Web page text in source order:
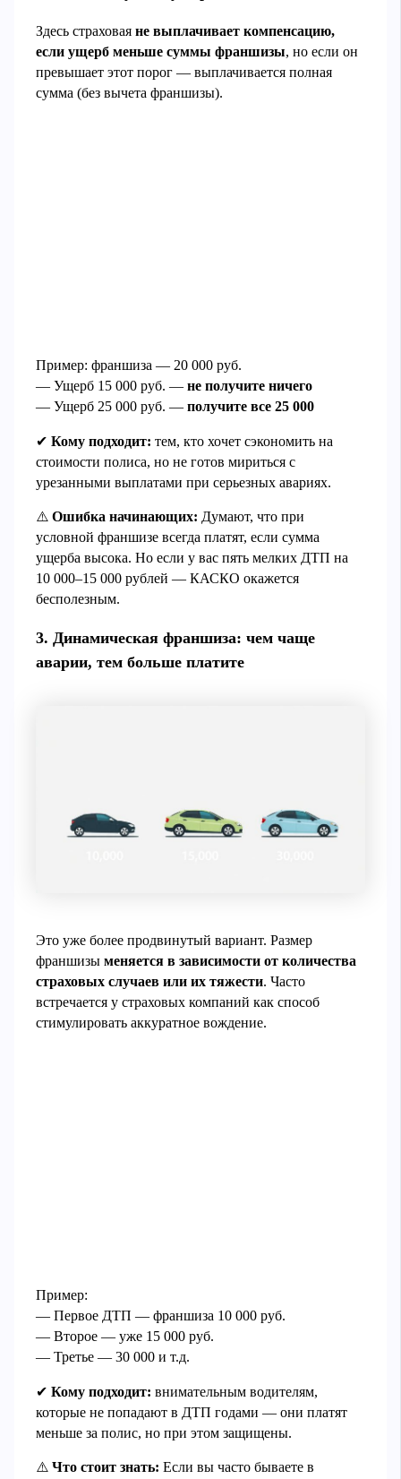
Здесь страховаяне выплачивает компенсацию,
если ущерб меньше суммы франшизы, но если он
превышает этот порог — выплачивается полная
сумма (без вычета франшизы).
Пример: франшиза — 20 000 руб.
— Ущерб 15 000 руб. —не получите ничего
— Ущерб 25 000 руб. —получите все 25 000
✔Кому подходит: тем, кто хочет сэкономить на
стоимости полиса, но не готов мириться с
урезанными выплатами при серьезных авариях.
⚠️Ошибка начинающих: Думают, что при
условной франшизе всегда платят, если сумма
ущерба высока. Но если у вас пять мелких ДТП на
10 000–15 000 рублей — КАСКО окажется
бесполезным.
3. Динамическая франшиза: чем чаще
аварии, тем больше платите
Это уже более продвинутый вариант. Размер
франшизыменяется в зависимости от количества
страховых случаев или их тяжести. Часто
встречается у страховых компаний как способ
стимулировать аккуратное вождение.
Пример:
— Первое ДТП — франшиза 10 000 руб.
— Второе — уже 15 000 руб.
— Третье — 30 000 и т.д.
✔Кому подходит: внимательным водителям,
которые не попадают в ДТП годами — они платят
меньше за полис, но при этом защищены.
⚠️Что стоит знать: Если вы часто бываете в